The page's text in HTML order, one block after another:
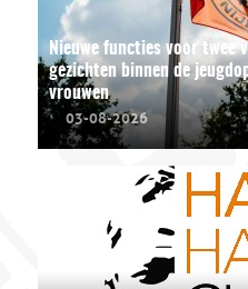
Nieuwe functies voor twee
gezichten binnen de
vrouwen
03-08-2026